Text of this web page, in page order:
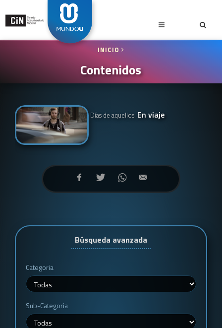
INICIO
Contenidos
Días de aquellos: En viaje
Búsqueda avanzada
Categoria
Sub-Categoria